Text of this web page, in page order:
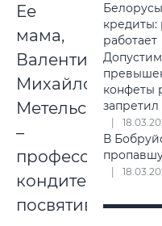
Ее
мама,
Валентина
Михайловна
Метельская,
–
кондитер,
посвятивший
кредиты:
работает
конфеты
запретил
В